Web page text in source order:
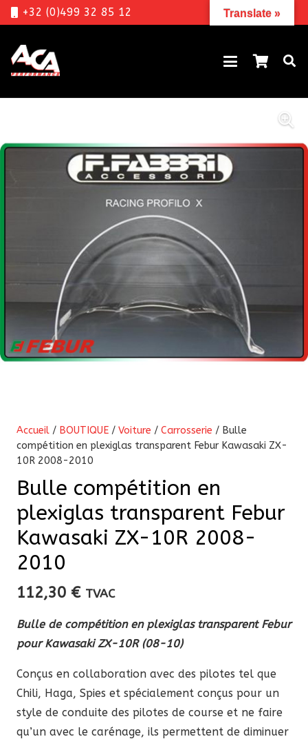
+32 (0)499 32 85 12
Accueil / BOUTIQUE / Voiture / Carrosserie / Bulle
compétition en plexiglas transparent Febur Kawasaki ZX-
10R 2008-2010
Bulle compétition en
plexiglas transparent Febur
Kawasaki ZX-10R 2008-
2010
112,30 € TVAC
Bulle de compétition en plexiglas transparent Febur
pour Kawasaki ZX-10R (08-10)
Conçus en collaboration avec des pilotes tel que
Chili, Haga, Spies et spécialement conçus pour un
style de conduite des pilotes de course et ne faire
qu’un avec le carénage, ils permettent de diminuer
Translate »